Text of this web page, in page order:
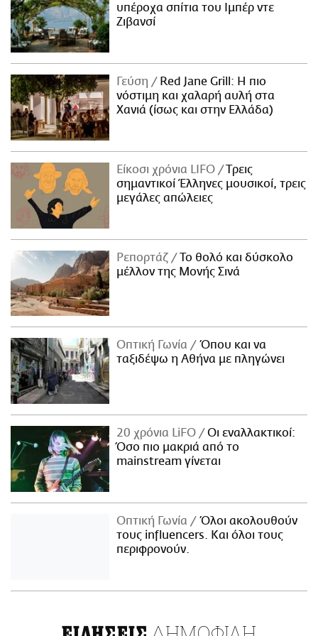
υπέροχα σπίτια του Ιμπέρ ντε
Ζιβανσί
Γεύση
Red Jane Grill: Η πιο
νόστιμη και χαλαρή αυλή στα
Χανιά (ίσως και στην Ελλάδα)
Είκοσι χρόνια LIFO
Tρεις
σημαντικοί Έλληνες μουσικοί, τρεις
μεγάλες απώλειες
Ρεπορτάζ
Το θολό και δύσκολο
μέλλον της Μονής Σινά
Οπτική Γωνία
Όπου και να
ταξιδέψω η Αθήνα με πληγώνει
20 χρόνια LiFO
Οι εναλλακτικοί:
Όσο πιο μακριά από το
mainstream γίνεται
Οπτική Γωνία
Όλοι ακολουθούν
τους influencers. Και όλοι τους
περιφρονούν.